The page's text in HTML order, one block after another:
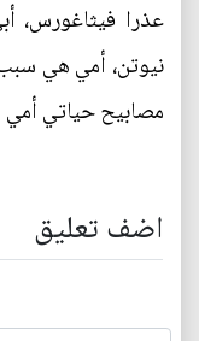
عذرا فيثاغورس،
نيوتن، أمي هي
مصابيح حياتي أمي
اضف تعليق